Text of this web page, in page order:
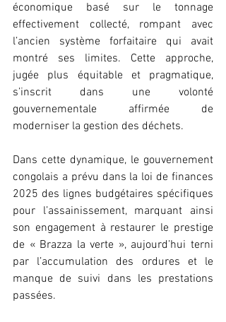
économique basé sur le tonnage
effectivement collecté, rompant avec
l’ancien système forfaitaire qui avait
montré ses limites. Cette approche,
jugée plus équitable et pragmatique,
s’inscrit dans une volonté
gouvernementale affirmée de
moderniser la gestion des déchets.
Dans cette dynamique, le gouvernement
congolais a prévu dans la loi de finances
2025 des lignes budgétaires spécifiques
pour l’assainissement, marquant ainsi
son engagement à restaurer le prestige
de « Brazza la verte », aujourd’hui terni
par l’accumulation des ordures et le
manque de suivi dans les prestations
passées.